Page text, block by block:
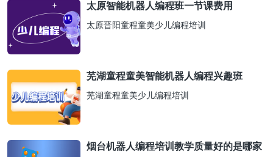
太原智能机器人编程班一节课费用
太原晋阳童程童美少儿编程培训
芜湖童程童美智能机器人编程兴趣班
芜湖童程童美少儿编程培训
烟台机器人编程培训教学质量好的是哪家